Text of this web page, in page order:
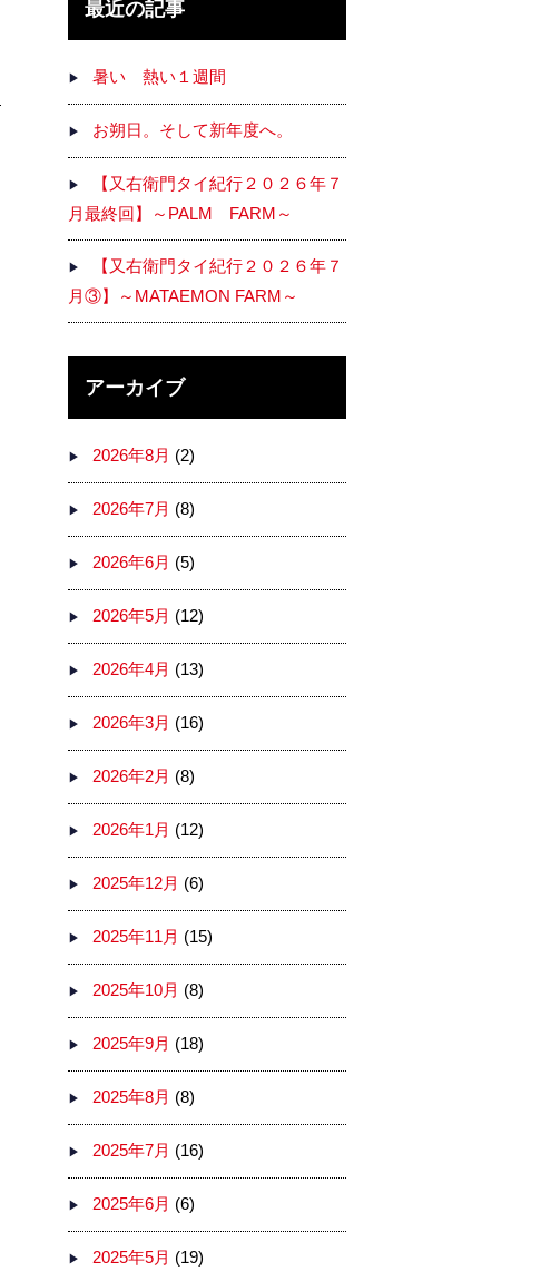
最近の記事
暑い 熱い１週間
お朔日。そして新年度へ。
【又右衛門タイ紀行２０２６年７
月最終回】～PALM FARM～
【又右衛門タイ紀行２０２６年７
月③】～MATAEMON FARM～
アーカイブ
2026年8月 (2)
2026年7月 (8)
2026年6月 (5)
2026年5月 (12)
2026年4月 (13)
2026年3月 (16)
2026年2月 (8)
2026年1月 (12)
2025年12月 (6)
2025年11月 (15)
2025年10月 (8)
2025年9月 (18)
2025年8月 (8)
2025年7月 (16)
2025年6月 (6)
2025年5月 (19)